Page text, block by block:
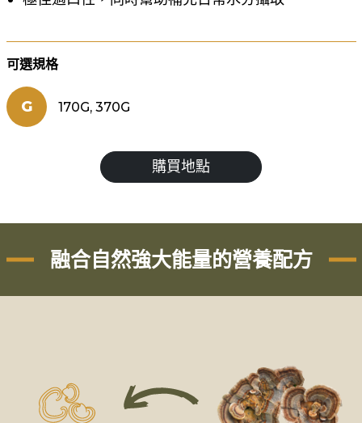
可選規格
G 170G, 370G
購買地點
融合自然強大能量的營養配方